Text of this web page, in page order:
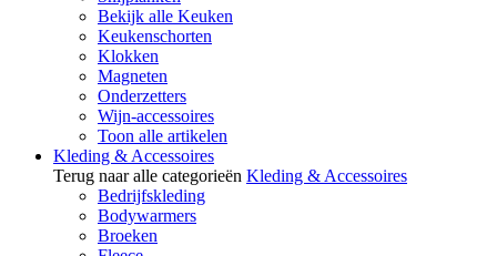
Bekijk alle Keuken
Keukenschorten
Klokken
Magneten
Onderzetters
Wijn-accessoires
Toon alle artikelen
Kleding & Accessoires
Terug naar alle categorieën Kleding & Accessoires
Bedrijfskleding
Bodywarmers
Broeken